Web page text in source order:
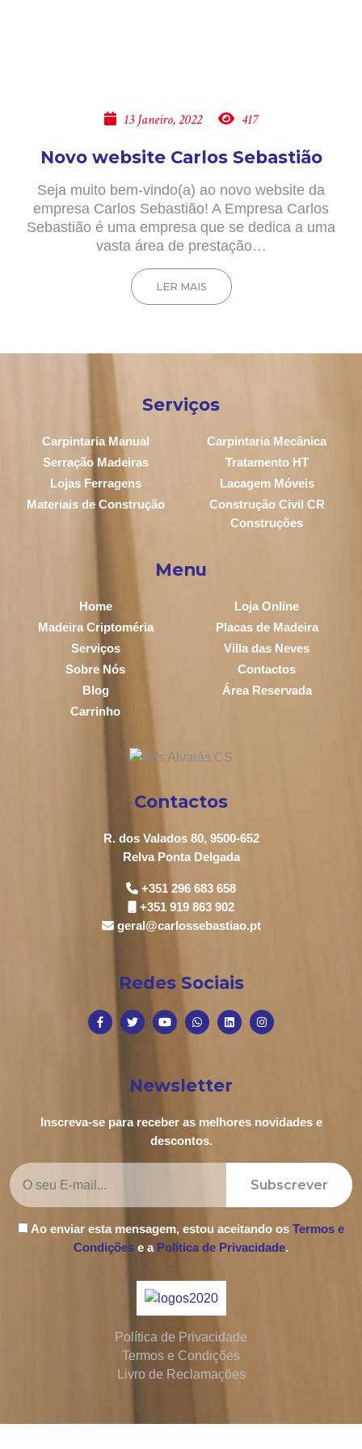
13 Janeiro, 2022 417
Novo website Carlos Sebastião
Seja muito bem-vindo(a) ao novo website da
empresa Carlos Sebastião! A Empresa Carlos
Sebastião é uma empresa que se dedica a uma
vasta área de prestação…
LER MAIS
Serviços
Carpintaria Manual
Carpintaria Mecânica
Serração Madeiras
Tratamento HT
Lojas Ferragens
Lacagem Móveis
Materiais de Construção
Construção Civil CR
Construções
Menu
Home
Loja Online
Madeira Criptoméria
Placas de Madeira
Serviços
Villa das Neves
Sobre Nós
Contactos
Blog
Área Reservada
Carrinho
Contactos
R. dos Valados 80, 9500-652
Relva Ponta Delgada
+351 296 683 658
+351 919 863 902
geral@carlossebastiao.pt
Redes Sociais
Newsletter
Inscreva-se para receber as melhores novidades e
descontos.
Subscrever
Ao enviar esta mensagem, estou aceitando os Termos e
Condições e a Política de Privacidade.
Política de Privacidade
Termos e Condições
Livro de Reclamações